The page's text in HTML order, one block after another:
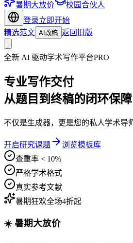
暑期大放价
校园合伙人
登录立即开始
精选范文 AI改稿 返回旧版
全新 AI 驱动学术写作平台PRO
专业写作交付
从题目到终稿的闭环保障
不仅是生成器，更是您的私人学术导
开启研究课题
浏览模板库
查重率 < 10%
严格学术格式
真实参考文献
暑期狂欢全场4折起
☀️ 暑期大放价